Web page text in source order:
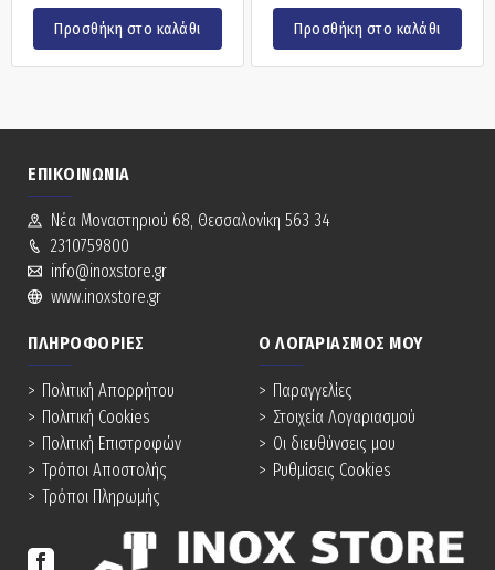
Προσθήκη στο καλάθι Προσθήκη στο καλάθι
ΕΠΙΚΟΙΝΩΝΊΑ
Νέα Mοναστηριού 68, Θεσσαλονίκη 563 34
2310759800
info@inoxstore.gr
www.inoxstore.gr
ΠΛΗΡΟΦΟΡΊΕΣ
Πολιτική Απορρήτου
Πολιτική Cookies
Πολιτική Επιστροφών
Τρόποι Αποστολής
Τρόποι Πληρωμής
Ο ΛΟΓΑΡΙΑΣΜΌΣ ΜΟΥ
Παραγγελίες
Στοιχεία Λογαριασμού
Οι διευθύνσεις μου
Ρυθμίσεις Cookies